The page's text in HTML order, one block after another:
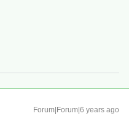
Forum|Forum|6 years ago